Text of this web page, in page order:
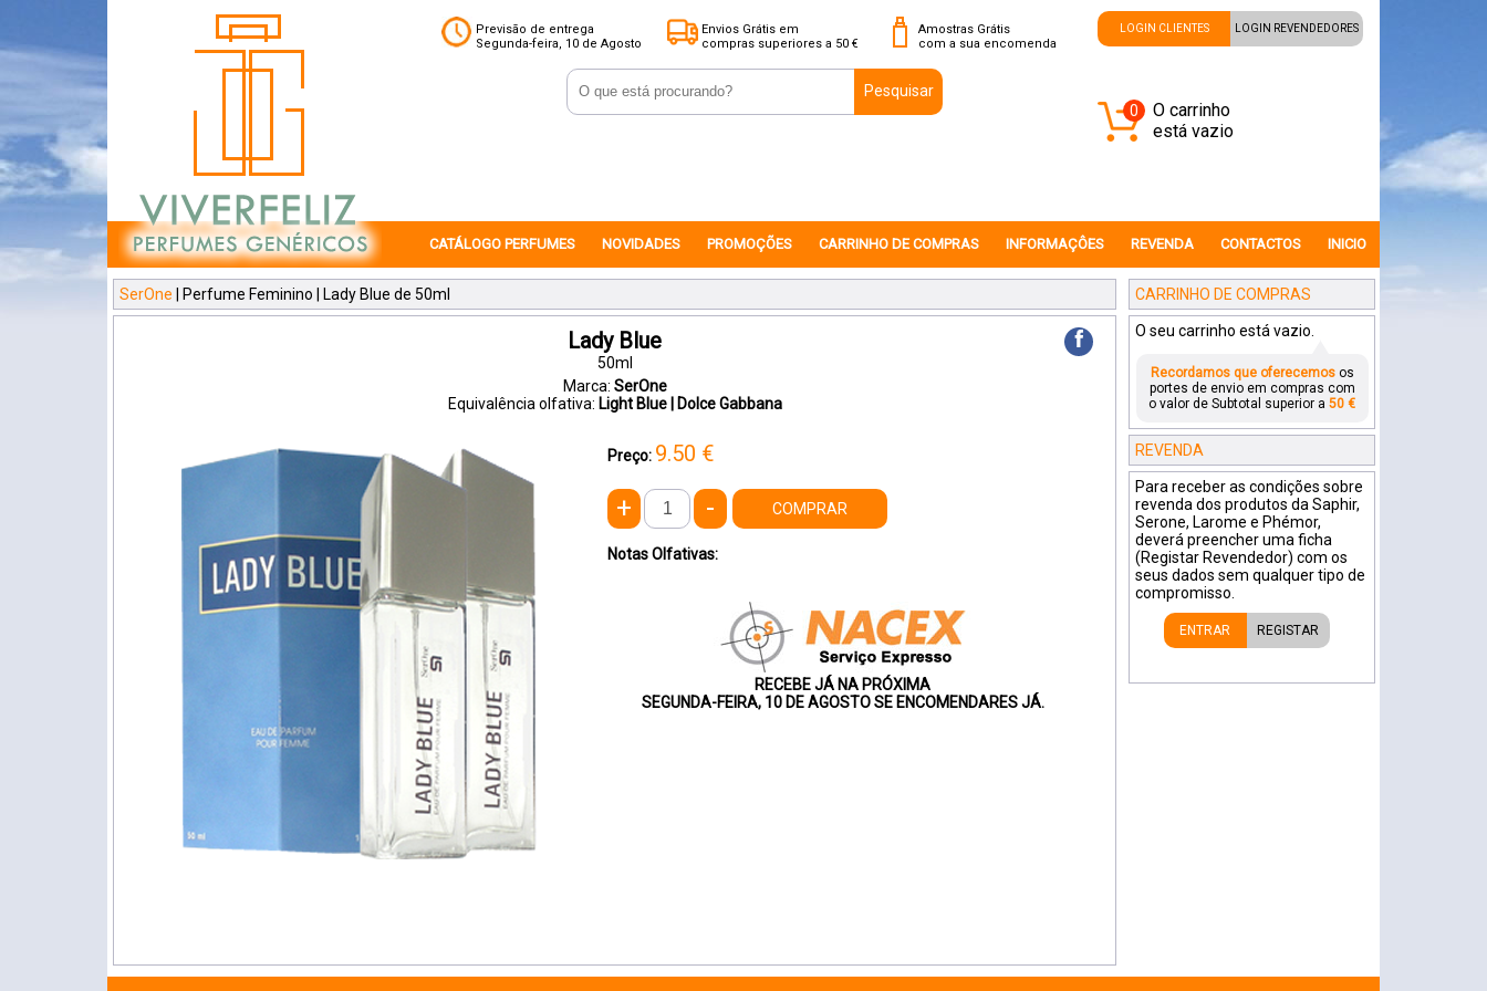
Previsão de entrega
Segunda-feira, 10 de Agosto
Envios Grátis em
compras superiores a 50 €
Amostras Grátis
com a sua encomenda
Pesquisar
LOGIN CLIENTES LOGIN REVENDEDORES
0
O carrinho
está vazio
CATÁLOGO PERFUMES NOVIDADES PROMOÇÕES CARRINHO DE COMPRAS INFORMAÇÔES REVENDA CONTACTOS INICIO
SerOne | Perfume Feminino | Lady Blue de 50ml
Lady Blue
50ml
Marca: SerOne
Equivalência olfativa: Light Blue | Dolce Gabbana
Preço: 9.50 €
+ - COMPRAR
Notas Olfativas:
RECEBE JÁ NA PRÓXIMA
SEGUNDA-FEIRA, 10 DE AGOSTO SE ENCOMENDARES JÁ.
f
CARRINHO DE COMPRAS
O seu carrinho está vazio.
Recordamos que oferecemosos
portes de envio em compras com
o valor de Subtotal superior a 50 €
REVENDA
Para receber as condições sobre
revenda dos produtos da Saphir,
Serone, Larome e Phémor,
deverá preencher uma ficha
(Registar Revendedor) com os
seus dados sem qualquer tipo de
compromisso.
ENTRAR REGISTAR